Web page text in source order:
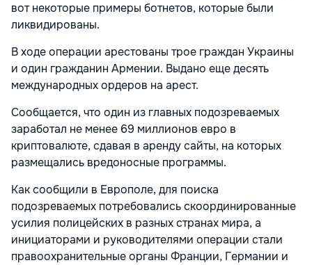
вот некоторые примеры ботнетов, которые были
ликвидированы.
В ходе операции арестованы трое граждан Украины
и один гражданин Армении. Выдано еще десять
международных ордеров на арест.
Сообщается, что один из главных подозреваемых
заработал не менее 69 миллионов евро в
криптовалюте, сдавая в аренду сайты, на которых
размещались вредоносные программы.
Как сообщили в Европоле, для поиска
подозреваемых потребовались скоординированные
усилия полицейских в разных странах мира, а
инициаторами и руководителями операции стали
правоохранительные органы Франции, Германии и